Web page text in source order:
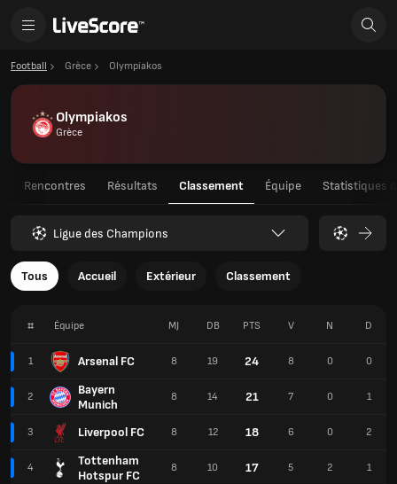
Football Grèce Olympiakos
Olympiakos
Grèce
Rencontres Résultats Classement Équipe Statistiques
Ligue des Champions
Tous Accueil Extérieur Classement
# Équipe
1 Arsenal FC
2
Bayern
Munich
3 Liverpool FC
4
Tottenham
Hotspur FC
MJ DB PTS V N D
8 19 24 8 0 0
8 14 21 7 0 1
8 12 18 6 0 2
8 10 17 5 2 1